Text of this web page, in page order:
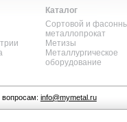
Каталог
Сортовой и
металлопрокат
Метизы
Металлургическое
оборудование
info@mymetal.ru